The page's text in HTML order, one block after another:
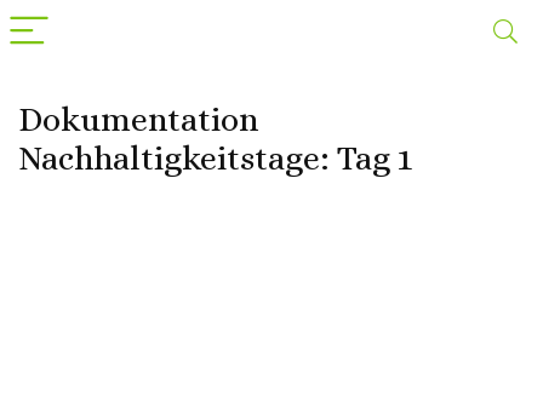
Dokumentation
Nachhaltigkeitstage: Tag 1